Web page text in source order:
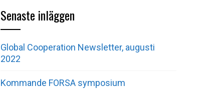
Senaste inläggen
Global Cooperation Newsletter, augusti
2022
Kommande FORSA symposium